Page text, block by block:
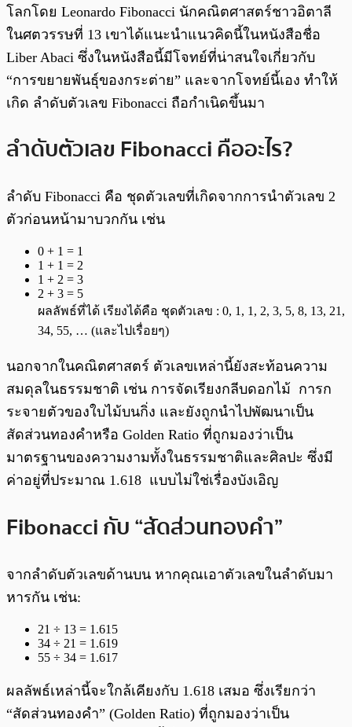
โลกโดย Leonardo Fibonacci นักคณิตศาสตร์ชาวอิตาลี
ในศตวรรษที่ 13 เขาได้แนะนำแนวคิดนี้ในหนังสือชื่อ
Liber Abaci ซึ่งในหนังสือนี้มีโจทย์ที่น่าสนใจเกี่ยวกับ
“การขยายพันธุ์ของกระต่าย” และจากโจทย์นี้เอง ทำให้
เกิด ลำดับตัวเลข Fibonacci ถือกำเนิดขึ้นมา
ลำดับตัวเลข Fibonacci คืออะไร?
ลำดับ Fibonacci คือ ชุดตัวเลขที่เกิดจากการนำตัวเลข 2
ตัวก่อนหน้ามาบวกกัน เช่น
0 + 1 = 1
1 + 1 = 2
1 + 2 = 3
2 + 3 = 5
ผลลัพธ์ที่ได้ เรียงได้คือ ชุดตัวเลข : 0, 1, 1, 2, 3, 5, 8, 13, 21,
34, 55, … (และไปเรื่อยๆ)
นอกจากในคณิตศาสตร์ ตัวเลขเหล่านี้ยังสะท้อนความ
สมดุลในธรรมชาติ เช่น การจัดเรียงกลีบดอกไม้ การก
ระจายตัวของใบไม้บนกิ่ง และยังถูกนำไปพัฒนาเป็น
สัดส่วนทองคำหรือ Golden Ratio ที่ถูกมองว่าเป็น
มาตรฐานของความงามทั้งในธรรมชาติและศิลปะ ซึ่งมี
ค่าอยู่ที่ประมาณ 1.618 แบบไม่ใช่เรื่องบังเอิญ
Fibonacci กับ “สัดส่วนทองคำ”
จากลำดับตัวเลขด้านบน หากคุณเอาตัวเลขในลำดับมา
หารกัน เช่น:
21 ÷ 13 = 1.615
34 ÷ 21 = 1.619
55 ÷ 34 = 1.617
ผลลัพธ์เหล่านี้จะใกล้เคียงกับ 1.618 เสมอ ซึ่งเรียกว่า
“สัดส่วนทองคำ” (Golden Ratio) ที่ถูกมองว่าเป็น